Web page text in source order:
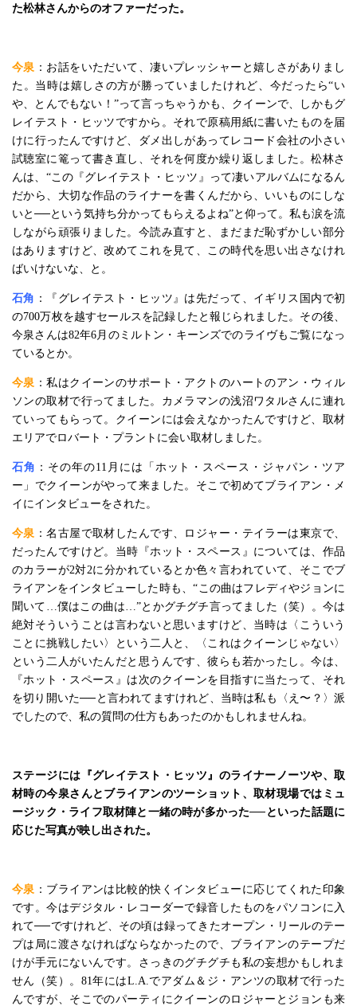
た松林さんからのオファーだった。
今泉 ：お話をいただいて、凄いプレッシャーと嬉しさがありまし
た。当時は嬉しさの方が勝っていましたけれど、今だったら“い
や、とんでもない！”って言っちゃうかも、クイーンで、しかもグ
レイテスト・ヒッツですから。それで原稿用紙に書いたものを届
けに行ったんですけど、ダメ出しがあってレコード会社の小さい
試聴室に篭って書き直し、それを何度か繰り返しました。松林さ
んは、“この『グレイテスト・ヒッツ』って凄いアルバムになるん
だから、大切な作品のライナーを書くんだから、いいものにしな
いと──という気持ち分かってもらえるよね”と仰って。私も涙を流
しながら頑張りました。今読み直すと、まだまだ恥ずかしい部分
はありますけど、改めてこれを見て、この時代を思い出さなけれ
ばいけないな、と。
石角 ：『グレイテスト・ヒッツ』は先だって、イギリス国内で初
の700万枚を越すセールスを記録したと報じられました。その後、
今泉さんは82年6月のミルトン・キーンズでのライヴもご覧になっ
ているとか。
今泉 ：私はクイーンのサポート・アクトのハートのアン・ウィル
ソンの取材で行ってました。カメラマンの浅沼ワタルさんに連れ
ていってもらって。クイーンには会えなかったんですけど、取材
エリアでロバート・プラントに会い取材しました。
石角 ：その年の11月には「ホット・スペース・ジャパン・ツア
ー」でクイーンがやって来ました。そこで初めてブライアン・メ
イにインタビューをされた。
今泉 ：名古屋で取材したんです、ロジャー・テイラーは東京で、
だったんですけど。当時『ホット・スペース』については、作品
のカラーが2対2に分かれているとか色々言われていて、そこでブ
ライアンをインタビューした時も、“この曲はフレディやジョンに
聞いて…僕はこの曲は…”とかグチグチ言ってました（笑）。今は
絶対そういうことは言わないと思いますけど、当時は〈こういう
ことに挑戦したい〉という二人と、〈これはクイーンじゃない〉
という二人がいたんだと思うんです、彼らも若かったし。今は、
『ホット・スペース』は次のクイーンを目指すに当たって、それ
を切り開いた──と言われてますけれど、当時は私も〈え〜？〉派
でしたので、私の質問の仕方もあったのかもしれませんね。
ステージには『グレイテスト・ヒッツ』のライナーノーツや、取
材時の今泉さんとブライアンのツーショット、取材現場ではミュ
ージック・ライフ取材陣と一緒の時が多かった──といった話題に
応じた写真が映し出された。
今泉 ：ブライアンは比較的快くインタビューに応じてくれた印象
です。今はデジタル・レコーダーで録音したものをパソコンに入
れて──ですけれど、その頃は録ってきたオープン・リールのテー
プは局に渡さなければならなかったので、ブライアンのテープだ
けが手元にないんです。さっきのグチグチも私の妄想かもしれま
せん（笑）。81年にはL.A.でアダム＆ジ・アンツの取材で行った
んですが、そこでのパーティにクイーンのロジャーとジョンも来